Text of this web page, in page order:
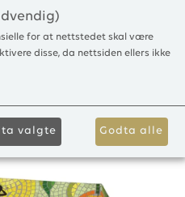
Citrus 100g
for at nettstedet skal være
disse, da nettsiden ellers ikke
valgte Godta alle